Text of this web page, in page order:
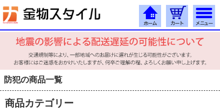
防犯の商品一覧
商品カテゴリー